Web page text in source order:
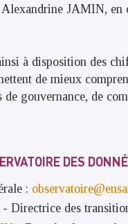
Alexandrine JAMIN,
à disposition des
de mieux
de gouvernance, de
DES
:
- Directrice des